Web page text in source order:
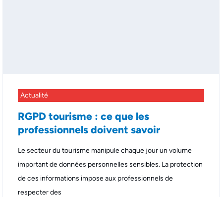
Actualité
RGPD tourisme : ce que les
professionnels doivent savoir
Le secteur du tourisme manipule chaque jour un volume
important de données personnelles sensibles. La protection
de ces informations impose aux professionnels de
respecter des